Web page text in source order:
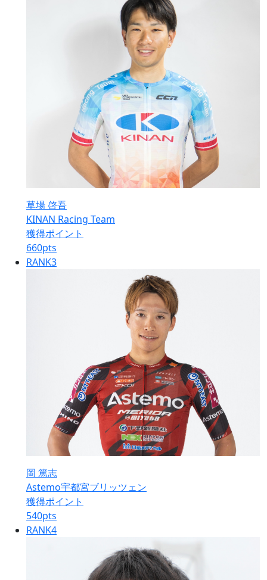
草場 啓吾
KINAN Racing Team
獲得ポイント
660pts
RANK3
岡 篤志
Astemo宇都宮ブリッツェン
獲得ポイント
540pts
RANK4